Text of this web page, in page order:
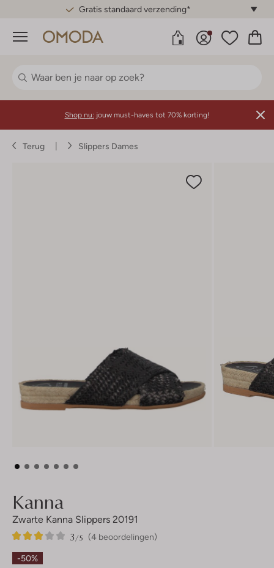
Gratis standaard verzending*
Menu
Shop nu: jouw must-haves tot 70% korting!
Terug Slippers Dames
Kanna
Zwarte Kanna Slippers 20191
(4 beoordelingen)
3/5
4
3
Sterren
-50%